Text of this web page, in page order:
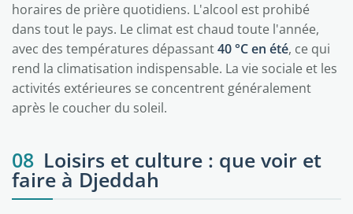
horaires de prière quotidiens. L'alcool est prohibé
dans tout le pays. Le climat est chaud toute l'année,
avec des températures dépassant40 °C en été, ce qui
rend la climatisation indispensable. La vie sociale et les
activités extérieures se concentrent généralement
après le coucher du soleil.
08 Loisirs et culture : que voir et
faire à Djeddah